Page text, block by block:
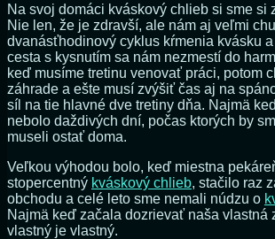
Na svoj domáci kváskový chlieb si sme si
Nie len, že je zdravší, ale nám aj veľmi
dvanásťhodinový cyklus kŕmenia kvásku
cesta s kysnutím sa nám nezmestí do
keď musíme tretinu venovať práci, potom
záhrade a ešte musí zvýšiť čas aj na
síl na tie hlavné dve tretiny dňa. Najmä
nebolo daždivých dní, počas ktorých by
museli ostať doma.
Veľkou výhodou bolo, keď miestna
stopercentný kváskový chlieb, stačilo raz
obchodu a celé leto sme nemali núdzu o
Najmä keď začala dozrievať naša vlastná
vlastný je vlastný.